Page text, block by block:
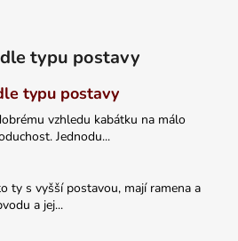
typu postavy
typu postavy
vzhledu kabátku na málo
Jednodu...
ty s vyšší postavou, mají ramena a
a jej...